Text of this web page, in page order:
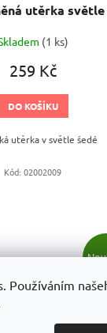
Používáním
(1 ks)
259 Kč
DO KOŠÍKU
utěrka v světle šedé
Kód:02002009
Skladem